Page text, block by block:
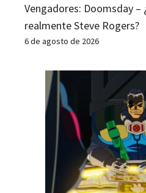
Vengadores: Doomsday –
realmente Steve Rogers?
6 de agosto de 2026